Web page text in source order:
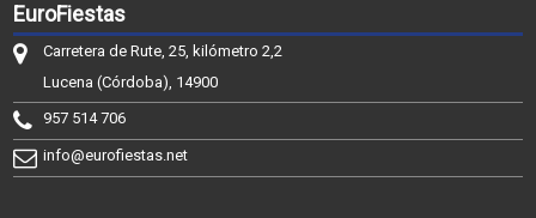
EuroFiestas
Carretera de Rute, 25, kilómetro 2,2
Lucena (Córdoba), 14900
957 514 706
info@eurofiestas.net